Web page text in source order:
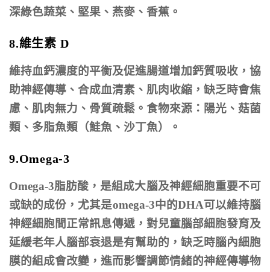
深綠色蔬菜、堅果、燕麥、香蕉。
8.維生素 D
維持血鈣濃度的平衡及促進腸道增加鈣質吸收，協
助神經傳導、合成血清素、肌肉收縮，缺乏時會焦
慮、肌肉無力、骨質疏鬆。食物來源：陽光、菇菌
類、多脂魚類（鮭魚、沙丁魚）。
9.Omega-3
Omega-3脂肪酸，是組成大腦及神經細胞重要不可
或缺的成份，尤其是omega-3中的DHA可以維持腦
神經細胞間正常訊息傳遞，對兒童腦部細胞發育及
延緩老年人腦部衰退是有幫助的，缺乏時腦內細胞
膜的組成會改變，進而影響調節情緒的神經傳導物